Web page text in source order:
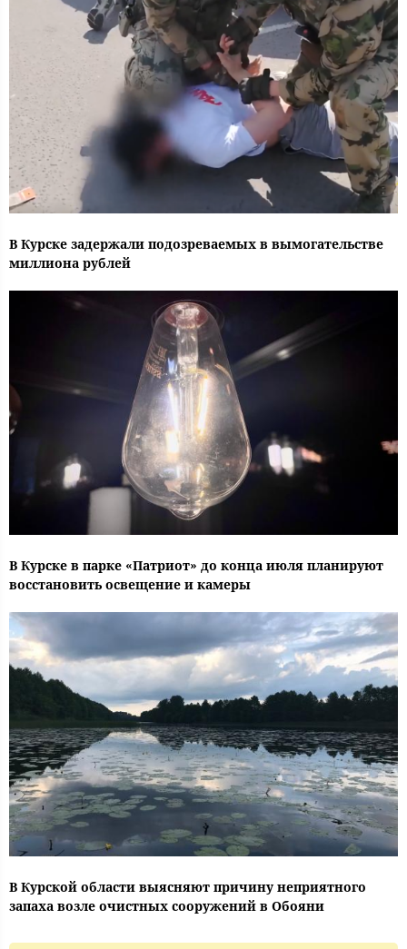
В Курске задержали подозреваемых в вымогательстве
миллиона рублей
В Курске в парке «Патриот» до конца июля планируют
восстановить освещение и камеры
В Курской области выясняют причину неприятного
запаха возле очистных сооружений в Обояни